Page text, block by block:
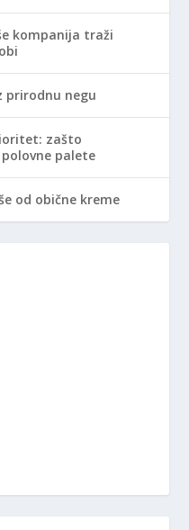
kompanija traži
prirodnu negu
zašto
palete
od obične kreme